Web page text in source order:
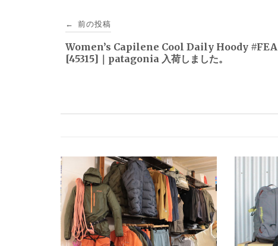
稿
ナ
シ
ョ
ン
← 前の投稿
Women’s Capilene Cool Daily Hoody #FEA
[45315]｜patagonia 入荷しました。